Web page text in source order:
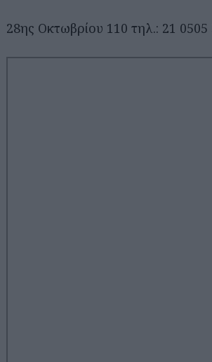
28ης Οκτωβρίου 110 τηλ.: 21 0505